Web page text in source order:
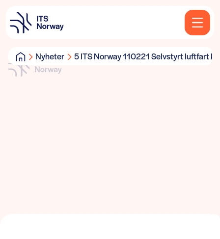
Nyheter 5 ITS Norway 110221 Selvstyrt luftfart